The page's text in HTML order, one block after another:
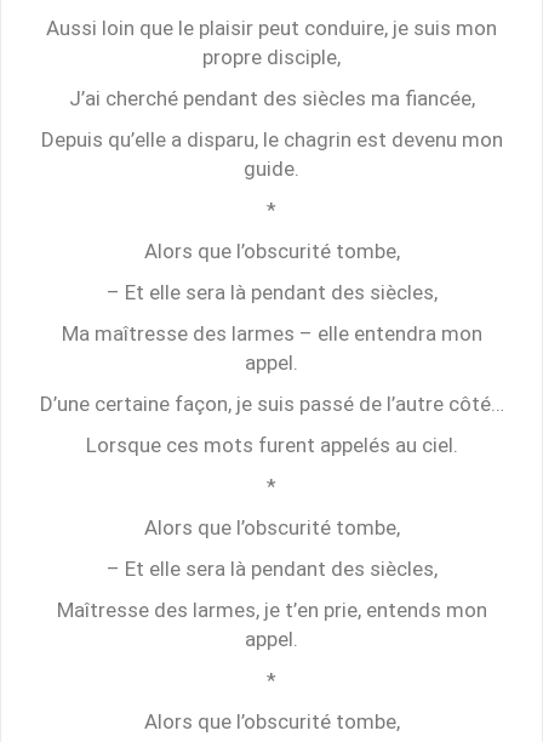
Aussi loin que le plaisir peut conduire, je suis mon
propre disciple,
J’ai cherché pendant des siècles ma fiancée,
Depuis qu’elle a disparu, le chagrin est devenu mon
guide.
*
Alors que l’obscurité tombe,
– Et elle sera là pendant des siècles,
Ma maîtresse des larmes – elle entendra mon
appel.
D’une certaine façon, je suis passé de l’autre côté…
Lorsque ces mots furent appelés au ciel.
*
Alors que l’obscurité tombe,
– Et elle sera là pendant des siècles,
Maîtresse des larmes, je t’en prie, entends mon
appel.
*
Alors que l’obscurité tombe,